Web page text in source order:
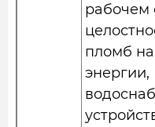
рабочем
пломб
энергии,